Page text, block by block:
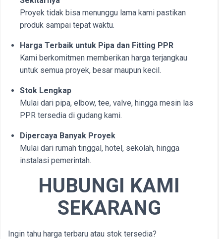
Proyek tidak bisa menunggu lama kami pastikan
produk sampai tepat waktu.
Harga Terbaik untuk Pipa dan Fitting PPR
Kami berkomitmen memberikan harga terjangkau
untuk semua proyek, besar maupun kecil.
Stok Lengkap
Mulai dari pipa, elbow, tee, valve, hingga mesin las
PPR tersedia di gudang kami.
Dipercaya Banyak Proyek
Mulai dari rumah tinggal, hotel, sekolah, hingga
instalasi pemerintah.
HUBUNGI KAMI
SEKARANG
Ingin tahu harga terbaru atau stok tersedia?